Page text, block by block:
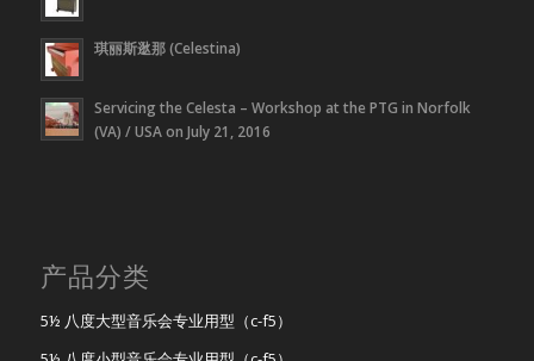
琪丽斯逖那 (Celestina)
Servicing the Celesta – Workshop at the PTG in Norfolk
(VA) / USA on July 21, 2016
产品分类
5½ 八度大型音乐会专业用型（c-f5）